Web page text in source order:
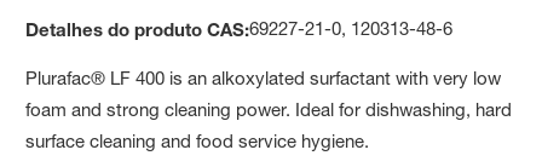
Detalhes do produto CAS:69227-21-0, 120313-48-6
Plurafac® LF 400 is an alkoxylated surfactant with very low
foam and strong cleaning power. Ideal for dishwashing, hard
surface cleaning and food service hygiene.